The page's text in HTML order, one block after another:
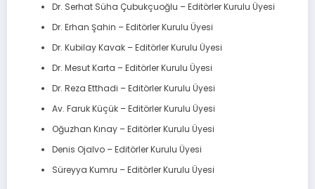
Dr. Serhat Süha Çubukçuoğlu – Editörler Kurulu Üyesi
Dr. Erhan Şahin – Editörler Kurulu Üyesi
Dr. Kubilay Kavak – Editörler Kurulu Üyesi
Dr. Mesut Karta – Editörler Kurulu Üyesi
Dr. Reza Etthadi – Editörler Kurulu Üyesi
Av. Faruk Küçük – Editörler Kurulu Üyesi
Oğuzhan Kınay – Editörler Kurulu Üyesi
Denis Ojalvo – Editörler Kurulu Üyesi
Süreyya Kumru – Editörler Kurulu Üyesi